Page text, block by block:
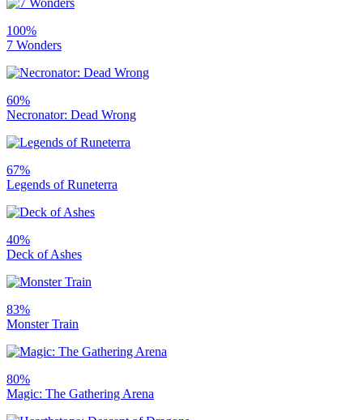
100%
7 Wonders
60%
Necronator: Dead Wrong
67%
Legends of Runeterra
40%
Deck of Ashes
83%
Monster Train
80%
Magic: The Gathering Arena